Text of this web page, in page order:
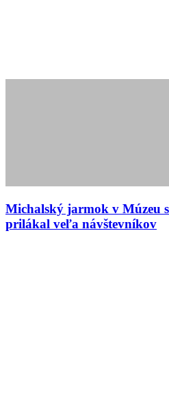
Michalský jarmok v Múzeu
prilákal veľa návštevníkov